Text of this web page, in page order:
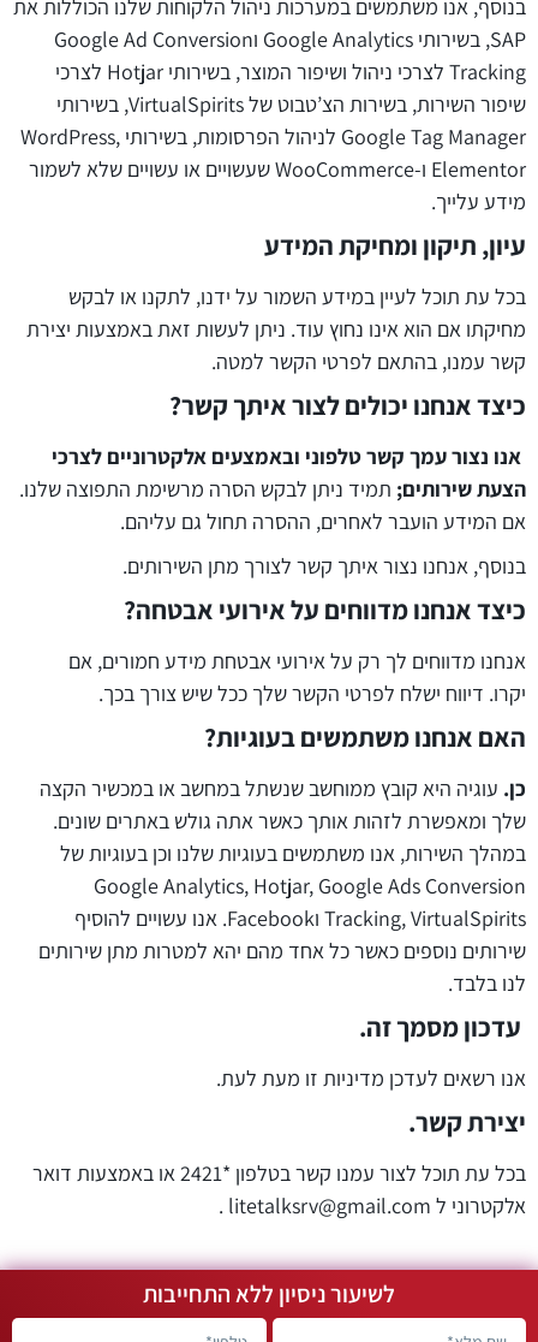
בנוסף, אנו משתמשים במערכות ניהול הלקוחות שלנו הכוללות את
SAP, בשירותי Google Analytics וGoogle Ad Conversion
Tracking לצרכי ניהול ושיפור המוצר, בשירותי Hotjar לצרכי
שיפור השירות, בשירות הצ’טבוט של VirtualSpirits, בשירותי
Google Tag Manager לניהול הפרסומות, בשירותי WordPress,
Elementor ו-WooCommerce שעשויים או עשויים שלא לשמור
מידע עלייך.
עיון, תיקון ומחיקת המידע
בכל עת תוכל לעיין במידע השמור על ידנו, לתקנו או לבקש
מחיקתו אם הוא אינו נחוץ עוד. ניתן לעשות זאת באמצעות יצירת
קשר עמנו, בהתאם לפרטי הקשר למטה.
כיצד אנחנו יכולים לצור איתך קשר?
אנו נצור עמך קשר טלפוני ובאמצעים אלקטרוניים לצרכי
הצעת שירותים; תמיד ניתן לבקש הסרה מרשימת התפוצה שלנו.
אם המידע הועבר לאחרים, ההסרה תחול גם עליהם.
בנוסף, אנחנו נצור איתך קשר לצורך מתן השירותים.
כיצד אנחנו מדווחים על אירועי אבטחה?
אנחנו מדווחים לך רק על אירועי אבטחת מידע חמורים, אם
יקרו. דיווח ישלח לפרטי הקשר שלך ככל שיש צורך בכך.
האם אנחנו משתמשים בעוגיות?
כן. עוגיה היא קובץ ממוחשב שנשתל במחשב או במכשיר הקצה
שלך ומאפשרת לזהות אותך כאשר אתה גולש באתרים שונים.
במהלך השירות, אנו משתמשים בעוגיות שלנו וכן בעוגיות של
Google Analytics, Hotjar, Google Ads Conversion
Tracking, VirtualSpirits וFacebook. אנו עשויים להוסיף
שירותים נוספים כאשר כל אחד מהם יהא למטרות מתן שירותים
לנו בלבד.
עדכון מסמך זה.
אנו רשאים לעדכן מדיניות זו מעת לעת.
יצירת קשר.
בכל עת תוכל לצור עמנו קשר בטלפון *2421 או באמצעות דואר
אלקטרוני ל litetalksrv@gmail.com .
לשיעור ניסיון ללא התחייבות